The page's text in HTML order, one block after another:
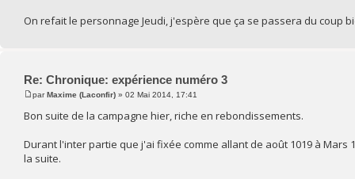
On refait le personnage Jeudi, j'espère que ça se passera du coup
Re: Chronique: expérience numéro 3
parMaxime (Laconfir) » 02 Mai 2014, 17:41
Bon suite de la campagne hier, riche en rebondissements.
Durant l'inter partie que j'ai fixée comme allant de août 1019 à
la suite.